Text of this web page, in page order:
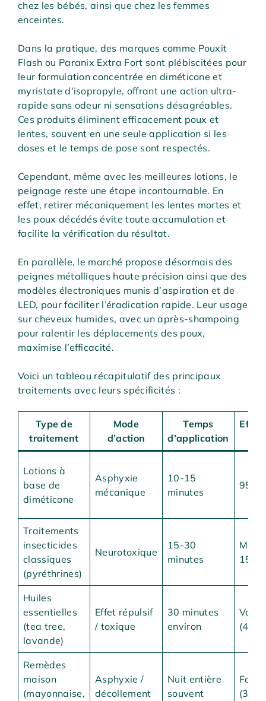
chez les bébés, ainsi que chez les femmes
enceintes.
Dans la pratique, des marques comme Pouxit
Flash ou Paranix Extra Fort sont plébiscitées pour
leur formulation concentrée en diméticone et
myristate d’isopropyle, offrant une action ultra-
rapide sans odeur ni sensations désagréables.
Ces produits éliminent efficacement poux et
lentes, souvent en une seule application si les
doses et le temps de pose sont respectés.
Cependant, même avec les meilleures lotions, le
peignage reste une étape incontournable. En
effet, retirer mécaniquement les lentes mortes et
les poux décédés évite toute accumulation et
facilite la vérification du résultat.
En parallèle, le marché propose désormais des
peignes métalliques haute précision ainsi que des
modèles électroniques munis d’aspiration et de
LED, pour faciliter l’éradication rapide. Leur usage
sur cheveux humides, avec un après-shampoing
pour ralentir les déplacements des poux,
maximise l’efficacité.
Voici un tableau récapitulatif des principaux
traitements avec leurs spécificités :
Type de
traitement
Mode
d’action
Temps
d’application
Lotions à
base de
diméticone
Asphyxie
mécanique
10-15
minutes
95-
Traitements
insecticides
classiques
(pyréthrines)
Neurotoxique
15-30
minutes
15%
Huiles
essentielles
(tea tree,
lavande)
Effet répulsif
/ toxique
30 minutes
environ
(40-
Remèdes
maison
(mayonnaise,
Asphyxie /
décollement
Nuit entière
souvent
(30-